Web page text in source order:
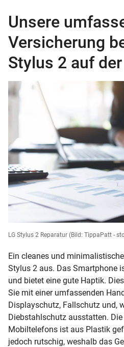
Unsere
Versicherung
Stylus 2 auf
LG Stylus 2 Reparatur (Bild: TippaPatt -
Ein cleanes und
Stylus 2 aus. Das Smartphone
und bietet eine gute Haptik.
Sie mit einer umfassenden
Displayschutz, Fallschutz und,
Diebstahlschutz ausstatten. Die
Mobiltelefons ist aus Plastik
jedoch rutschig, weshalb das